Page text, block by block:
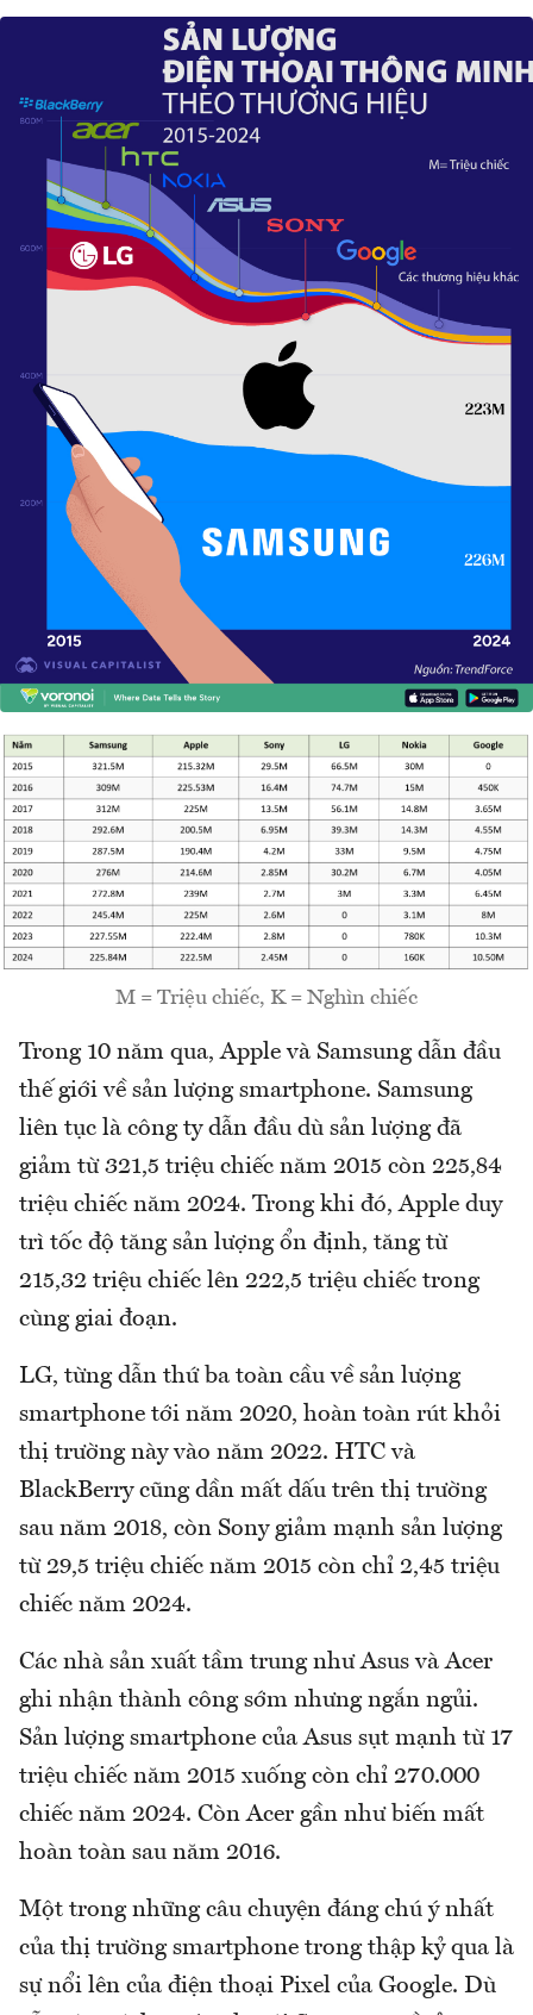
M = Triệu chiếc, K = Nghìn chiếc
Trong 10 năm qua, Apple và Samsung dẫn đầu
thế giới về sản lượng smartphone. Samsung
liên tục là công ty dẫn đầu dù sản lượng đã
giảm từ 321,5 triệu chiếc năm 2015 còn 225,84
triệu chiếc năm 2024. Trong khi đó, Apple duy
trì tốc độ tăng sản lượng ổn định, tăng từ
215,32 triệu chiếc lên 222,5 triệu chiếc trong
cùng giai đoạn.
LG, từng dẫn thứ ba toàn cầu về sản lượng
smartphone tới năm 2020, hoàn toàn rút khỏi
thị trường này vào năm 2022. HTC và
BlackBerry cũng dần mất dấu trên thị trường
sau năm 2018, còn Sony giảm mạnh sản lượng
từ 29,5 triệu chiếc năm 2015 còn chỉ 2,45 triệu
chiếc năm 2024.
Các nhà sản xuất tầm trung như Asus và Acer
ghi nhận thành công sớm nhưng ngắn ngủi.
Sản lượng smartphone của Asus sụt mạnh từ 17
triệu chiếc năm 2015 xuống còn chỉ 270.000
chiếc năm 2024. Còn Acer gần như biến mất
hoàn toàn sau năm 2016.
Một trong những câu chuyện đáng chú ý nhất
của thị trường smartphone trong thập kỷ qua là
sự nổi lên của điện thoại Pixel của Google. Dù